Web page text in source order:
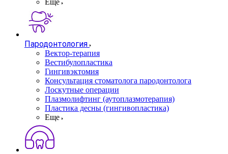
Еще
Пародонтология
Вектор-терапия
Вестибулопластика
Гингивэктомия
Консультация стоматолога пародонтолога
Лоскутные операции
Плазмолифтинг (аутоплазмотерапия)
Пластика десны (гингивопластика)
Еще